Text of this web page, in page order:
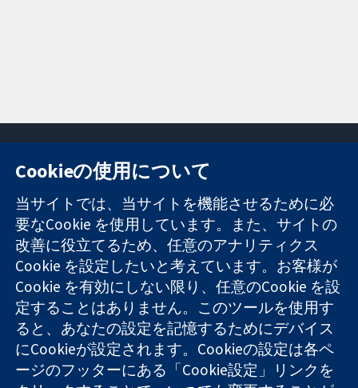
信頼できるエビ
デンスと
情報に基づく意
思決定により
健康のさらなる
向上へ
11-13 Cavendish
Square
London
W1G 0AN
United Kingdom
お問い合わせ
ニュース
広報
コクランにつ
いて
採用
Cochrane
Library
コクラン・コラボレーションは、イングランド及びウェールズ
Cookieの使用について
当サイトでは、当サイトを機能させるために必
要なCookie を使用しています。また、サイトの
改善に役立てるため、任意のアナリティクス
Cookie を設定したいと考えています。お客様が
Cookie を有効にしない限り、任意のCookie を設
定することはありません。このツールを使用す
ると、あなたの設定を記憶するためにデバイス
にCookieが設定されます。Cookieの設定は各ペ
ージのフッターにある「Cookie設定」リンクを